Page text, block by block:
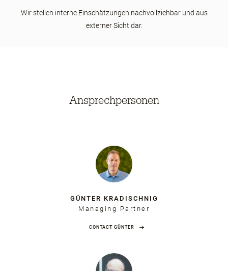
Wir stellen interne Einschätzungen nachvollziehbar und aus
externer Sicht dar.
Ansprechpersonen
GÜNTER KRADISCHNIG
Managing Partner
CONTACT GÜNTER